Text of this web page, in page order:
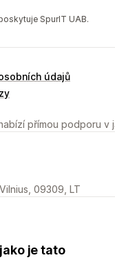
SpurIT UAB.
údajů
přímou podporu v
09309, LT
je tato